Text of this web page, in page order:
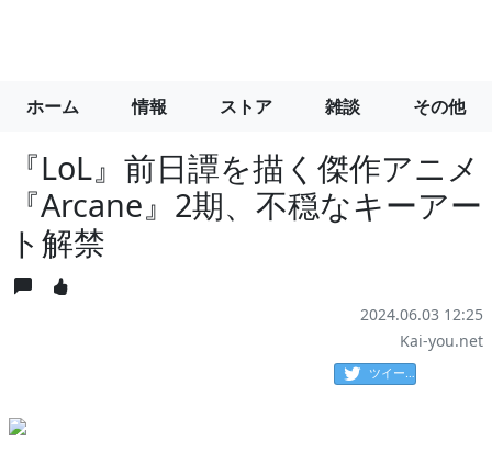
ホーム 情報 ストア 雑談 その他
『LoL』前日譚を描く傑作アニメ
『Arcane』2期、不穏なキーアー
ト解禁
2024.06.03 12:25
Kai-you.net
ツイート